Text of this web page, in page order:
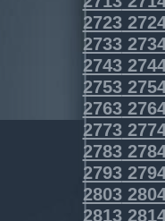
2723
2733
2743
2753
2763
2773
2783
2793
2803
2813